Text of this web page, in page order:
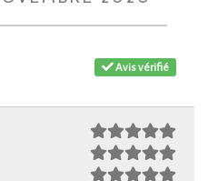
Avis vérifié